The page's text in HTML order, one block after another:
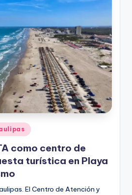
como centro de
turística en Playa
El Centro de Atención y